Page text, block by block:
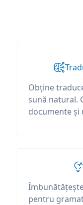
Obține
sună natural.
documente și
pentru